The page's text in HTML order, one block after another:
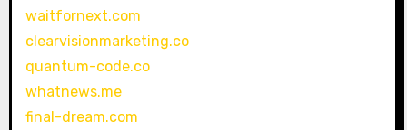
waitfornext.com
clearvisionmarketing.co
quantum-code.co
whatnews.me
final-dream.com